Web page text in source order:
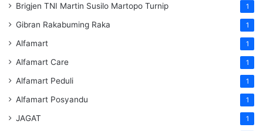
Brigjen TNI Martin Susilo Martopo Turnip 1
Gibran Rakabuming Raka 1
Alfamart 1
Alfamart Care 1
Alfamart Peduli 1
Alfamart Posyandu 1
JAGAT 1